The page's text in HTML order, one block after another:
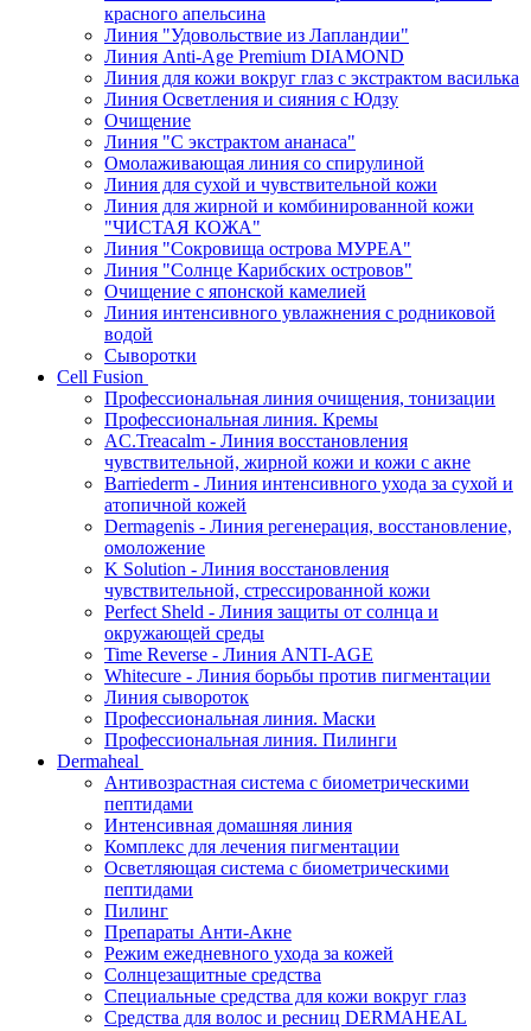
красного апельсина
Линия "Удовольствие из Лапландии"
Линия Anti-Age Premium DIAMOND
Линия для кожи вокруг глаз с экстрактом василька
Линия Осветления и сияния с Юдзу
Очищение
Линия "С экстрактом ананаса"
Омолаживающая линия со спирулиной
Линия для сухой и чувствительной кожи
Линия для жирной и комбинированной кожи
"ЧИСТАЯ КОЖА"
Линия "Сокровища острова МУРЕА"
Линия "Солнце Карибских островов"
Очищение с японской камелией
Линия интенсивного увлажнения с родниковой
водой
Сыворотки
Cell Fusion
Профессиональная линия очищения, тонизации
Профессиональная линия. Кремы
AC.Treacalm - Линия восстановления
чувствительной, жирной кожи и кожи с акне
Barriederm - Линия интенсивного ухода за сухой и
атопичной кожей
Dermagenis - Линия регенерация, восстановление,
омоложение
K Solution - Линия восстановления
чувствительной, стрессированной кожи
Perfect Sheld - Линия защиты от солнца и
окружающей среды
Time Reverse - Линия ANTI-AGE
Whitecure - Линия борьбы против пигментации
Линия сывороток
Профессиональная линия. Маски
Профессиональная линия. Пилинги
Dermaheal
Антивозрастная система с биометрическими
пептидами
Интенсивная домашняя линия
Комплекс для лечения пигментации
Осветляющая система с биометрическими
пептидами
Пилинг
Препараты Анти-Акне
Режим ежедневного ухода за кожей
Солнцезащитные средства
Специальные средства для кожи вокруг глаз
Средства для волос и ресниц DERMAHEAL